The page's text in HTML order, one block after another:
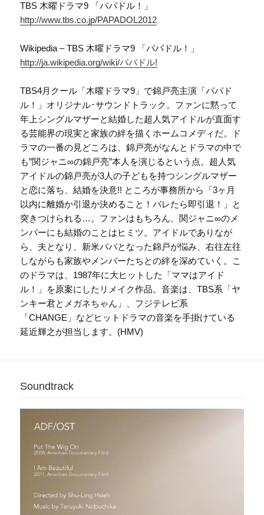
TBS 木曜ドラマ9 「パパドル！」
http://www.tbs.co.jp/PAPADOL2012
Wikipedia – TBS 木曜ドラマ9 「パパドル！」
http://ja.wikipedia.org/wiki/パパドル!
TBS4月クール「木曜ドラマ9」で錦戸亮主演「パパド
ル！」オリジナル･サウンドトラック。ファンに黙って
年上シングルマザーと結婚した超人気アイドルが直面す
る芸能界の現実と家族の絆を描くホームコメディだ。ド
ラマの一番の見どころは、錦戸亮がなんとドラマの中で
も”関ジャニ∞の錦戸亮”本人を演じるという点。超人気
アイドルの錦戸亮が3人の子どもを持つシングルマザー
と恋に落ち、結婚を決意!! ところが事務所から「3ヶ月
以内に離婚か引退か決めること！バレたら即引退！」と
突きつけられる…。ファンはもちろん、関ジャニ∞のメ
ンバーにも結婚のことはヒミツ。アイドルでありなが
ら、夫となり、新米パパとなった錦戸が悩み、右往左往
しながらも家族やメンバーたちとの絆を深めていく。こ
のドラマは、1987年に大ヒットした「ママはアイド
ル！」を原案にしたリメイク作品。音楽は、TBS系「ヤ
ンキー君とメガネちゃん」、フジテレビ系
「CHANGE」などヒットドラマの音楽を手掛けている
延近輝之が担当します。(HMV)
Soundtrack